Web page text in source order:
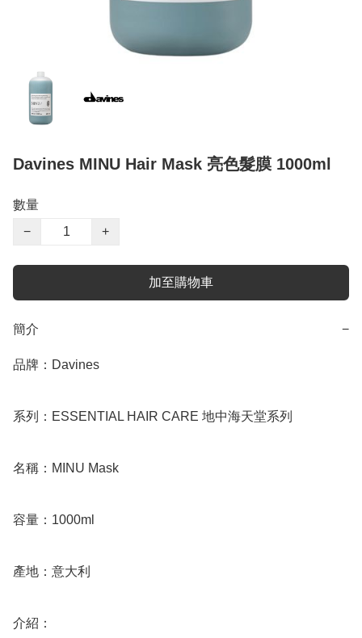
Davines MINU Hair Mask 亮色髮膜 1000ml
數量
−
+
加至購物車
簡介 −
品牌：Davines
系列：ESSENTIAL HAIR CARE 地中海天堂系列
名稱：MINU Mask
容量：1000ml
產地：意大利
介紹：